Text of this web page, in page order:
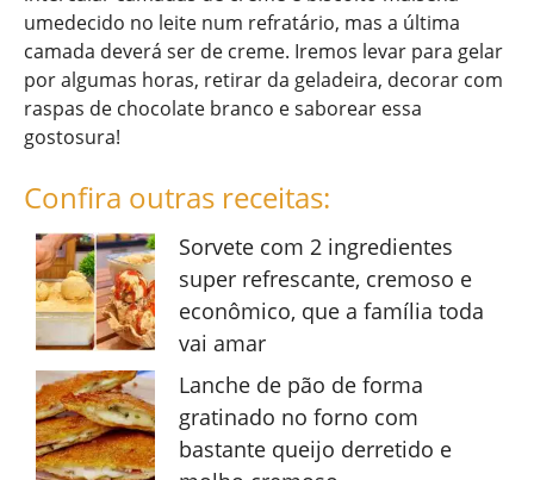
umedecido no leite num refratário, mas a última
camada deverá ser de creme. Iremos levar para gelar
por algumas horas, retirar da geladeira, decorar com
raspas de chocolate branco e saborear essa
gostosura!
Confira outras receitas:
Sorvete com 2 ingredientes
super refrescante, cremoso e
econômico, que a família toda
vai amar
Lanche de pão de forma
gratinado no forno com
bastante queijo derretido e